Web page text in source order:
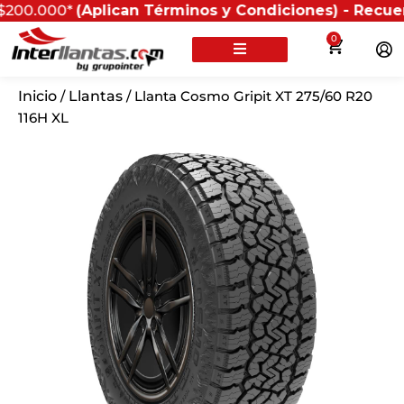
(Aplican Términos y Condiciones) - Recuerda
0
Inicio / Llantas / Llanta Cosmo Gripit XT 275/60 R20
116H XL